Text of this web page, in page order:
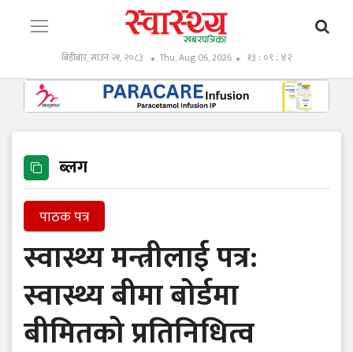
बिहीबार, साउन २१, २०८३ Thu, Aug 06, 2026 १३ : ०९ : ४३
ब्लग
पाठक पत्र
स्वास्थ्य मन्त्रीलाई पत्र:
स्वास्थ्य बीमा बोर्डमा
बीमितको प्रतिनिधित्व